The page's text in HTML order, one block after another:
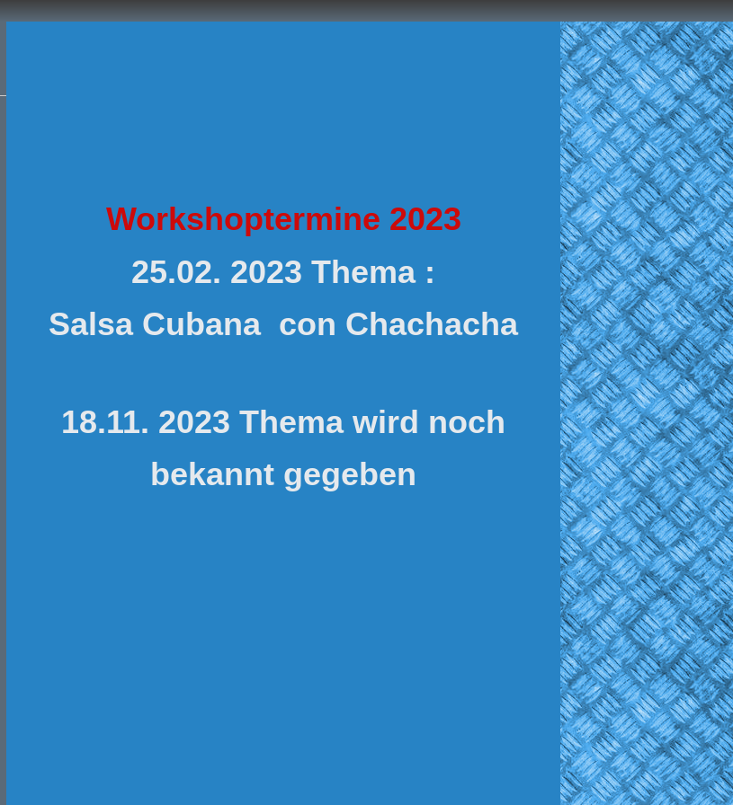
Workshoptermine 2023
25.02. 2023 Thema :
Salsa Cubana con Chachacha
18.11. 2023 Thema wird noch
bekannt gegeben